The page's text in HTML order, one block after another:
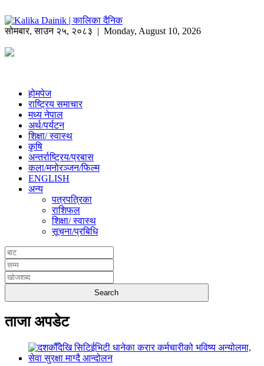
सोमबार,साउन २५, २०८३ | Monday, August 10, 2026
होमपेज
राष्ट्रिय समाचार
मध्य नेपाल
अर्थ/पर्यटन
शिक्षा/ स्वास्थ
कृषि
अन्तर्राष्ट्रिय/प्रबास
कला/मनोरञ्जन/फिल्म
ENGLISH
अन्य
पत्रपत्रिका
राशिफल
शिक्षा/ स्वास्थ
सूचना/प्रबिधि
ताजा अपडेट